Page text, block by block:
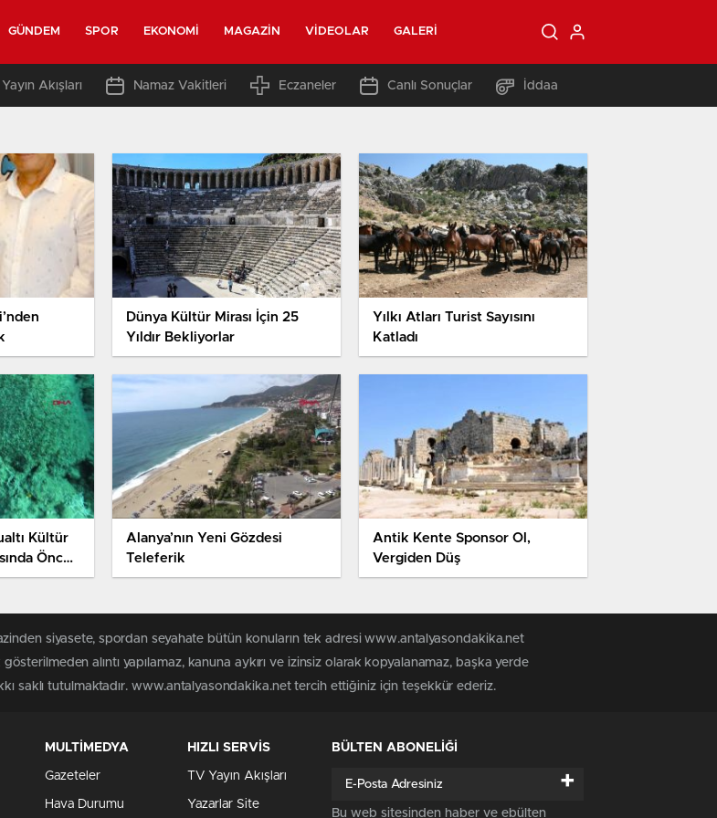
GÜNDEM SPOR EKONOMI MAGAZIN VIDEOLAR GALERI
Yayın Akışları Namaz Vakitleri Eczaneler Canlı Sonuçlar İddaa
Dünya Kültür Mirası İçin 25
Yıldır Bekliyorlar
Yılkı Atları Turist Sayısını
Katladı
Kültür
Öncü
Alanya’nın Yeni Gözdesi
Teleferik
Antik Kente Sponsor Ol,
Vergiden Düş
siyasete, spordan seyahate bütün konuların tek adresi www.antalyasondakika.net
alıntı yapılamaz, kanuna aykırı ve izinsiz olarak kopyalanamaz, başka yerde
saklı tutulmaktadır. www.antalyasondakika.net tercih ettiğiniz için teşekkür ederiz.
MULTİMEDYA
Gazeteler
Hava Durumu
HIZLI SERVİS
TV Yayın Akışları
Yazarlar Site
BÜLTEN ABONELİĞİ
+
Bu web sitesinden haber ve ebülten